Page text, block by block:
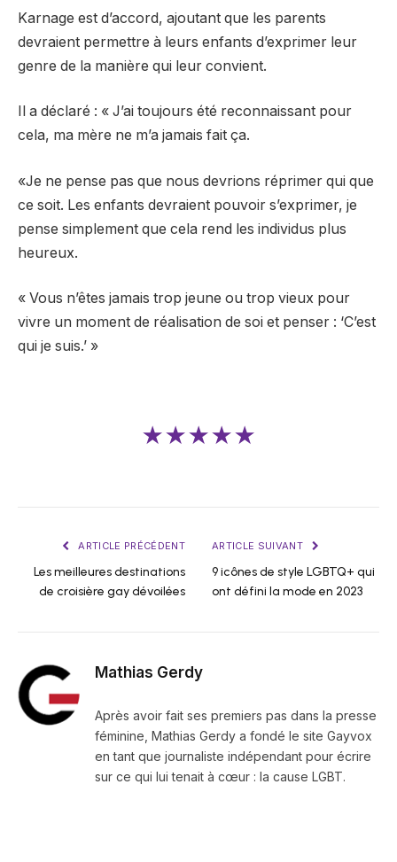
Karnage est d’accord, ajoutant que les parents
devraient permettre à leurs enfants d’exprimer leur
genre de la manière qui leur convient.
Il a déclaré : « J’ai toujours été reconnaissant pour
cela, ma mère ne m’a jamais fait ça.
«Je ne pense pas que nous devrions réprimer qui que
ce soit. Les enfants devraient pouvoir s’exprimer, je
pense simplement que cela rend les individus plus
heureux.
« Vous n’êtes jamais trop jeune ou trop vieux pour
vivre un moment de réalisation de soi et penser : ‘C’est
qui je suis.’ »
★★★★★
ARTICLE PRÉCÉDENT
Les meilleures destinations
de croisière gay dévoilées
ARTICLE SUIVANT
9 icônes de style LGBTQ+ qui
ont défini la mode en 2023
Mathias Gerdy
Après avoir fait ses premiers pas dans la presse
féminine, Mathias Gerdy a fondé le site Gayvox
en tant que journaliste indépendant pour écrire
sur ce qui lui tenait à cœur : la cause LGBT.